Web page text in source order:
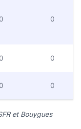
0 0
0 0
0 0
et Bouygues